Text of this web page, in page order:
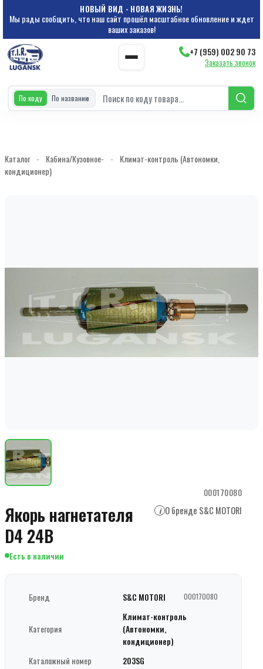
НОВЫЙ ВИД - НОВАЯ ЖИЗНЬ!
Мы рады сообщить, что наш сайт прошёл масштабное обновление и ждет
ваших заказов!
+7 (959) 002 90 73
Заказать звонок
По коду По названию
Каталог - Кабина/Кузовное- -
Климат-контроль (Автономки,
кондиционер)
000170080
Якорь нагнетателя
D4 24В
i О бренде S&C MOTORI
Есть в наличии
Бренд S&C MOTORI 000170080
Категория
Климат-контроль
(Автономки,
кондиционер)
Каталожный номер
203SG